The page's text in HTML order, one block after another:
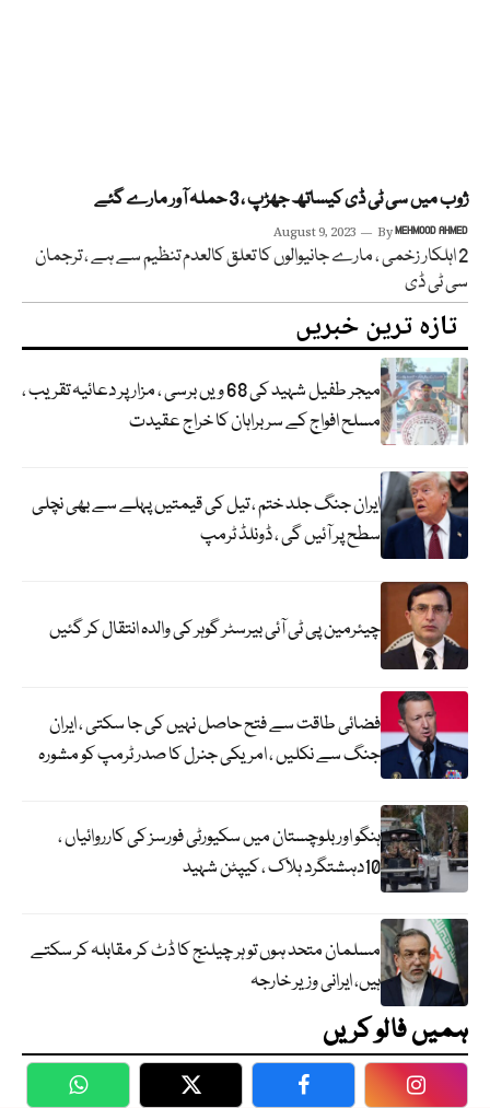
ژوب میں سی ٹی ڈی کیساتھ جھڑپ ، 3 حملہ آور مارے گئے
August 9, 2023 ByMEHMOOD AHMED
2 اہلکار زخمی ، مارے جانیوالوں کا تعلق کالعدم تنظیم سے ہے ، ترجمان
سی ٹی ڈی
تازہ ترین خبریں
میجر طفیل شہید کی 68 ویں برسی ، مزار پر دعائیہ تقریب ،
مسلح افواج کے سربراہان کا خراج عقیدت
ایران جنگ جلد ختم ، تیل کی قیمتیں پہلے سے بھی نچلی
سطح پر آئیں گی ، ڈونلڈ ٹرمپ
چیئرمین پی ٹی آئی بیرسٹر گوہر کی والدہ انتقال کر گئیں
فضائی طاقت سے فتح حاصل نہیں کی جا سکتی ، ایران
جنگ سے نکلیں ، امریکی جنرل کا صدر ٹرمپ کو مشورہ
ہنگو اور بلوچستان میں سکیورٹی فورسز کی کارروائیاں ،
10دہشتگرد ہلاک ، کیپٹن شہید
مسلمان متحد ہوں تو ہر چیلنج کا ڈٹ کر مقابلہ کر سکتے
ہیں، ایرانی وزیر خارجہ
ہمیں فالو کریں
WhatsApp Twitter Facebook